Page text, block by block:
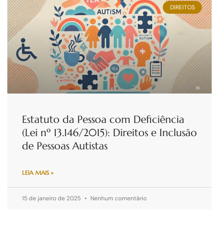
DIREITOS
Estatuto da Pessoa com Deficiência
(Lei nº 13.146/2015): Direitos e Inclusão
de Pessoas Autistas
LEIA MAIS »
15 de janeiro de 2025 Nenhum comentário